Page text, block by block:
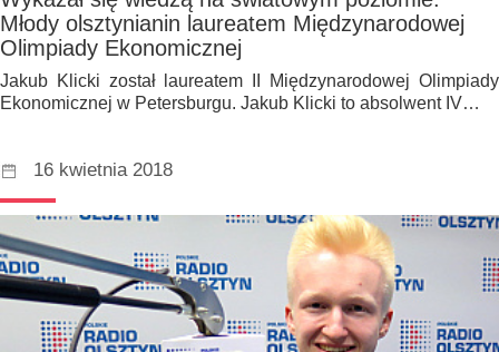
Młody olsztynianin laureatem Międzynarodowej
Olimpiady Ekonomicznej
Jakub Klicki został laureatem II Międzynarodowej Olimpiady
Ekonomicznej w Petersburgu. Jakub Klicki to absolwent IV…
16 kwietnia 2018